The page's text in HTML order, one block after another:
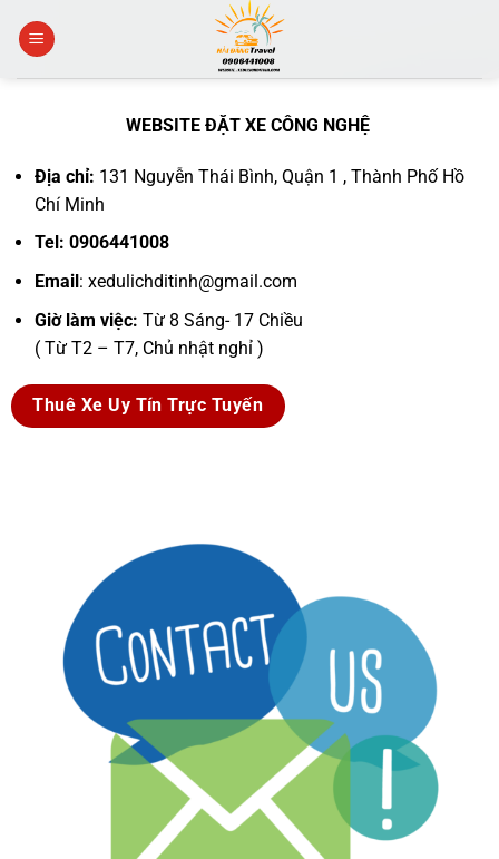
WEBSITE ĐẶT XE CÔNG NGHỆ
Địa chỉ: 131 Nguyễn Thái Bình, Quận 1 , Thành Phố Hồ
Chí Minh
Tel: 0906441008
Email: xedulichditinh@gmail.com
Giờ làm việc: Từ 8 Sáng- 17 Chiều
( Từ T2 – T7, Chủ nhật nghỉ )
Thuê Xe Uy Tín Trực Tuyến